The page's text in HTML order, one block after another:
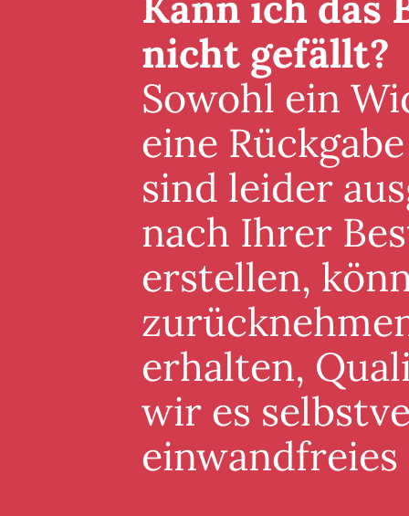
nicht gefällt?
Sowohl ein
eine
sind leider
nach Ihrer
erstellen,
erhalten,
wir es